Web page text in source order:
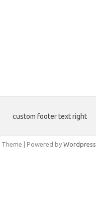
custom footer text right
Theme | Powered by Wordpress